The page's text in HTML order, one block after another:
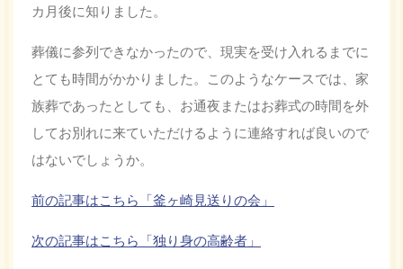
カ月後に知りました。
葬儀に参列できなかったので、現実を受け入れるまでに
とても時間がかかりました。このようなケースでは、家
族葬であったとしても、お通夜またはお葬式の時間を外
してお別れに来ていただけるように連絡すれば良いので
はないでしょうか。
前の記事はこちら「釜ヶ崎見送りの会」
次の記事はこちら「独り身の高齢者」